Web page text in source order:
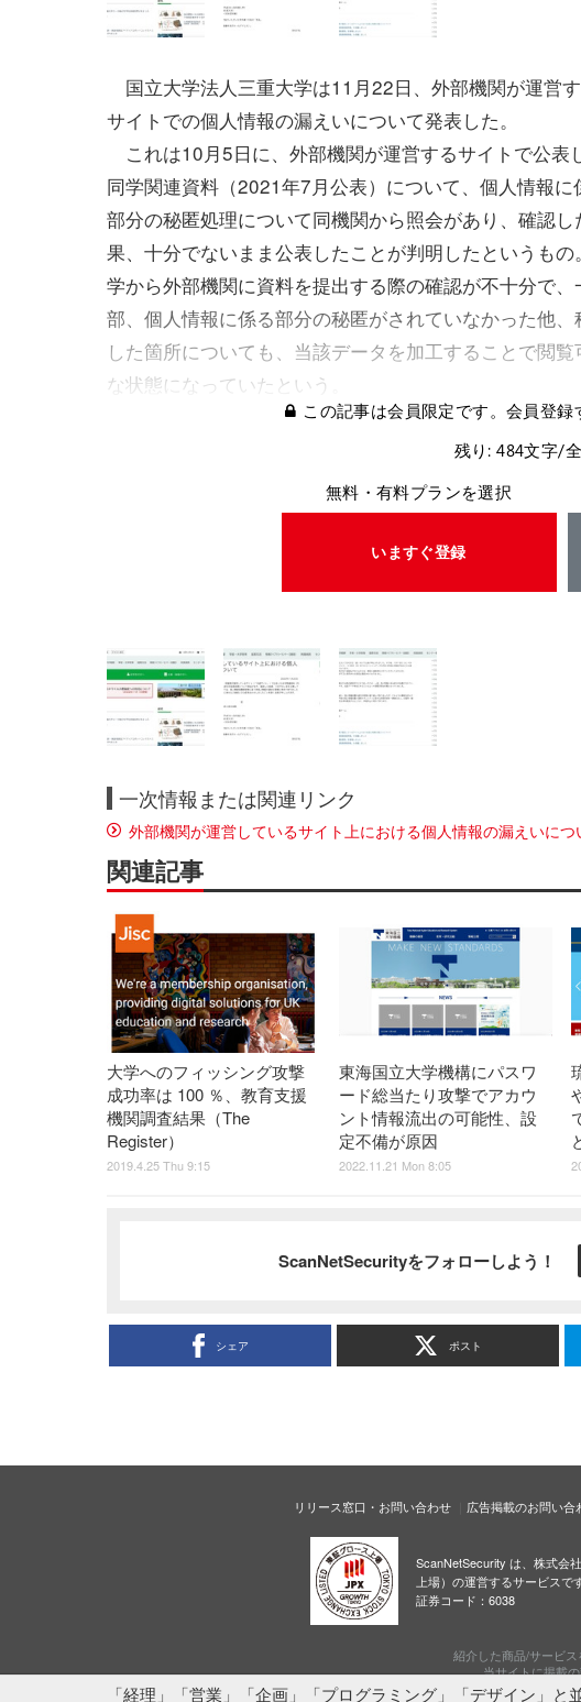
国立大学法人三重大学は11月22日、外部機関が運営
サイトでの個人情報の漏えいについて発表した。
これは10月5日に、外部機関が運営するサイトで公表
同学関連資料（2021年7月公表）について、個人情報に
部分の秘匿処理について同機関から照会があり、確認し
果、十分でないまま公表したことが判明したというもの
学から外部機関に資料を提出する際の確認が不十分で、
部、個人情報に係る部分の秘匿がされていなかった他、
した箇所についても、当該データを加工することで閲覧
な状態になっていたという。
この記事は会員限定です。会員登録
残り: 484文字/
無料・有料プランを選択
いますぐ登録
一次情報または関連リンク
外部機関が運営しているサイト上における個人情報の漏えいにつ
関連記事
大学へのフィッシング攻撃
成功率は 100 ％、教育支援
機関調査結果（The
Register）
2019.4.25 Thu 9:15
東海国立大学機構にパスワ
ード総当たり攻撃でアカウ
ント情報流出の可能性、設
定不備が原因
2022.11.21 Mon 8:05
ScanNetSecurityをフォローしよう！
シェア ポスト
リリース窓口・お問い合わせ 広告掲載のお問い合
ScanNetSecurity は、株式会
上場）の運営するサービスです
証券コード：6038
紹介した商品/サービ
当サイトに掲載
「経理」「営業」「企画」「プログラミング」「デザイン」